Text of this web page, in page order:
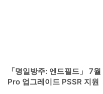
「명일방주: 엔드필드」 7
Pro 업그레이드 PSSR 지원